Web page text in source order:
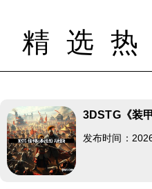
精选
3DSTG《装
发布时间：